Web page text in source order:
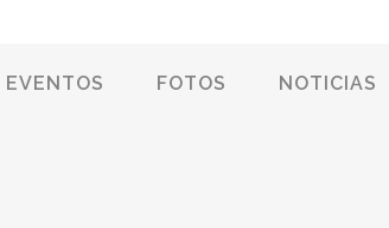
EVENTOS FOTOS NOTICIAS